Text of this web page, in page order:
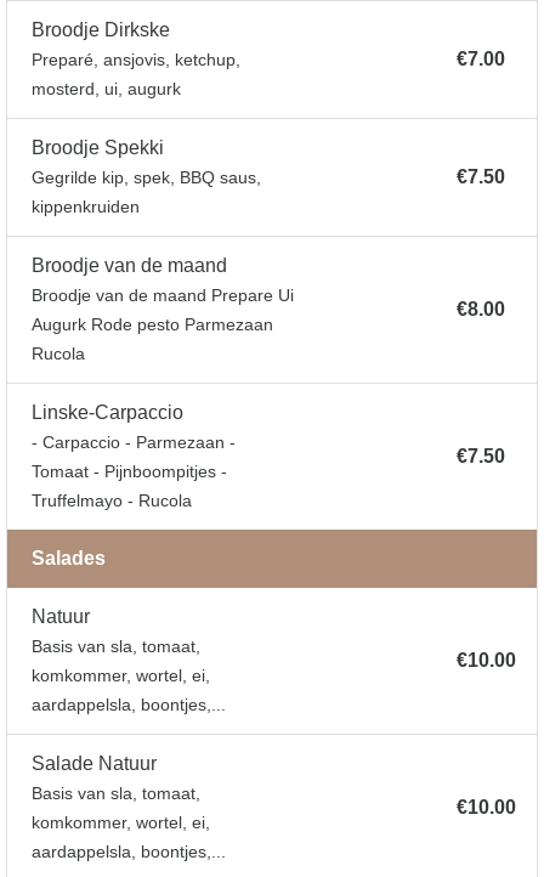
Broodje Dirkske
Preparé, ansjovis, ketchup,
mosterd, ui, augurk
€7.00
Broodje Spekki
Gegrilde kip, spek, BBQ saus,
kippenkruiden
€7.50
Broodje van de maand
Broodje van de maand Prepare Ui
Augurk Rode pesto Parmezaan
Rucola
€8.00
Linske-Carpaccio
- Carpaccio - Parmezaan -
Tomaat - Pijnboompitjes -
Truffelmayo - Rucola
€7.50
Salades
Natuur
Basis van sla, tomaat,
komkommer, wortel, ei,
aardappelsla, boontjes,...
€10.00
Salade Natuur
Basis van sla, tomaat,
komkommer, wortel, ei,
aardappelsla, boontjes,...
€10.00